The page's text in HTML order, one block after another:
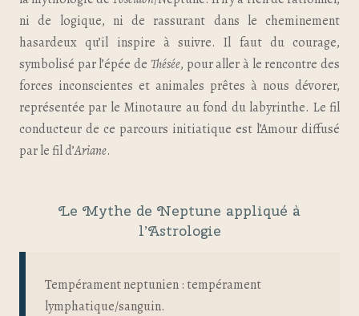
ni de logique, ni de rassurant dans le cheminement
hasardeux qu’il inspire à suivre. Il faut du courage,
symbolisé par l’épée de Thésée, pour aller à le rencontre des
forces inconscientes et animales prêtes à nous dévorer,
représentée par le Minotaure au fond du labyrinthe. Le fil
conducteur de ce parcours initiatique est l’Amour diffusé
par le fil d’Ariane.
Le Mythe de Neptune appliqué à
l’Astrologie
Tempérament neptunien : tempérament
lymphatique/sanguin.